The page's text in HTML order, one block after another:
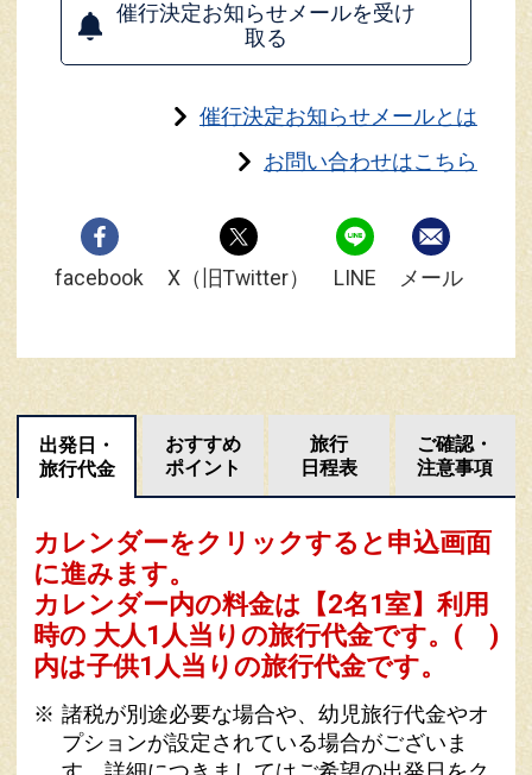
催行決定お知らせメールを受け
取る
催行決定お知らせメールとは
お問い合わせはこちら
facebook X（旧Twitter） LINE メール
出発日・
旅行代金
おすすめ
ポイント
旅行
日程表
ご確認・
注意事項
カレンダーをクリックすると申込画面
に進みます。
カレンダー内の料金は 【2名1室】利用
時の 大人1人当りの旅行代金です。 ( )
内は子供1人当りの旅行代金です。
諸税が別途必要な場合や、幼児旅行代金やオ
プションが設定されている場合がございま